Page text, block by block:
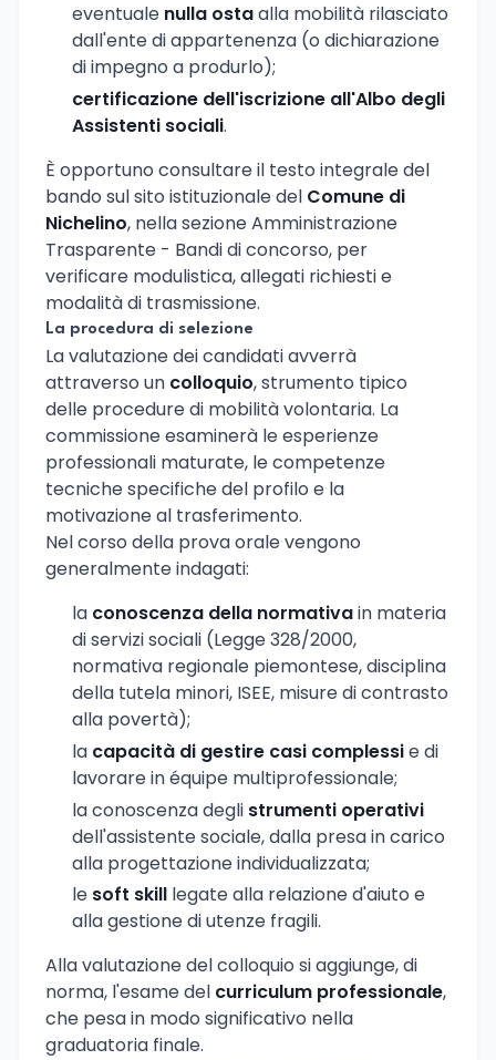
eventuale nulla ostaalla mobilità rilasciato
dall'ente di appartenenza (o dichiarazione
di impegno a produrlo);
certificazione dell'iscrizione all'Albo degli
Assistenti sociali.
È opportuno consultare il testo integrale del
bando sul sito istituzionale del Comune di
Nichelino, nella sezione Amministrazione
Trasparente - Bandi di concorso, per
verificare modulistica, allegati richiesti e
modalità di trasmissione.
La procedura di selezione
La valutazione dei candidati avverrà
attraverso un colloquio, strumento tipico
delle procedure di mobilità volontaria. La
commissione esaminerà le esperienze
professionali maturate, le competenze
tecniche specifiche del profilo e la
motivazione al trasferimento.
Nel corso della prova orale vengono
generalmente indagati:
la conoscenza della normativain materia
di servizi sociali (Legge 328/2000,
normativa regionale piemontese, disciplina
della tutela minori, ISEE, misure di contrasto
alla povertà);
la capacità di gestire casi complessie di
lavorare in équipe multiprofessionale;
la conoscenza degli strumenti operativi
dell'assistente sociale, dalla presa in carico
alla progettazione individualizzata;
le soft skill legate alla relazione d'aiuto e
alla gestione di utenze fragili.
Alla valutazione del colloquio si aggiunge, di
norma, l'esame del curriculum professionale,
che pesa in modo significativo nella
graduatoria finale.